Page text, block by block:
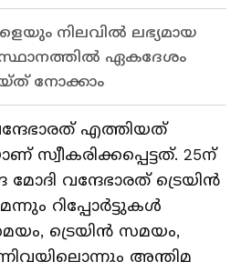
നിലവില്‍ ലഭ്യമായ
ഏകദേശം
നോക്കാം
എത്തിയത്
25ന്
മോദി വന്ദേഭാരത് ട്രെയിൻ
റിപ്പോർട്ടുകൾ
ട്രെയിൻ സമയം,
അന്തിമ